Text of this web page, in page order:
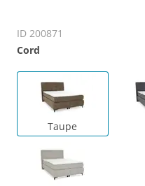
ID 200871
Cord
Taupe